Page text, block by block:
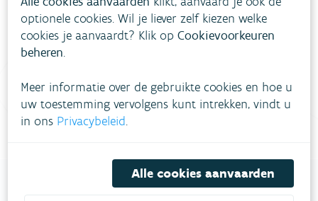
Bekijk het overzicht van meestgestelde vragen
Niet gevonden wat je zocht?
Bel gratis 1700
optionele cookies. Wil je liever zelf kiezen welke
cookies je aanvaardt? Klik opCookievoorkeuren
beheren.
Meer informatie over de gebruikte cookies en hoe u
uw toestemming vervolgens kunt intrekken, vindt u
in ons Privacybeleid.
Alle cookies aanvaarden